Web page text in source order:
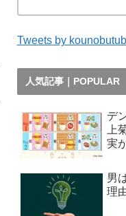
Tweets by
人気記事｜POPULAR
デ
上
実
男
理